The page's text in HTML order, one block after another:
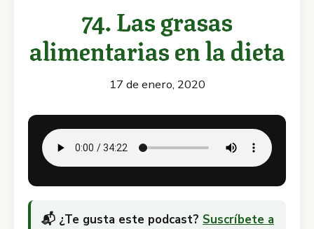
74. Las grasas
alimentarias en la dieta
17 de enero, 2020
📬 ¿Te gusta este podcast? Suscríbete a